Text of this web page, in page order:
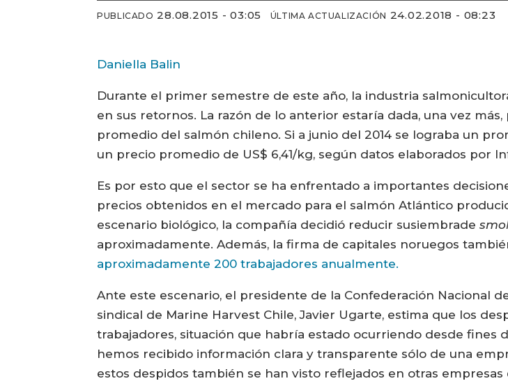
PUBLICADO 28.08.2015 - 03:05 ÚLTIMA ACTUALIZACIÓN 24.02.2018 - 08:23
Daniella Balin
Durante el primer semestre de este año, la industria
en sus retornos. La razón de lo anterior estaría dada, una vez
promedio del salmón chileno. Si a junio del 2014 se lograba un
un precio promedio de US$ 6,41/kg, según datos elaborados por
Es por esto que el sector se ha enfrentado a importantes
precios obtenidos en el mercado para el salmón Atlántico
escenario biológico, la compañía decidió reducir susiembrade
aproximadamente. Además, la firma de capitales noruegos
aproximadamente 200 trabajadores anualmente.
Ante este escenario, el presidente de la Confederación Nacional
sindical de Marine Harvest Chile, Javier Ugarte, estima que los
trabajadores, situación que habría estado ocurriendo desde fines
hemos recibido información clara y transparente sólo de una
estos despidos también se han visto reflejados en otras